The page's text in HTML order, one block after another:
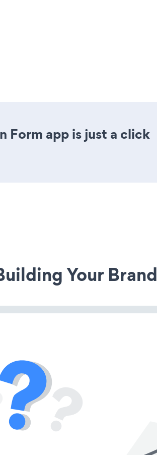
Form app is just a click
Your Brand